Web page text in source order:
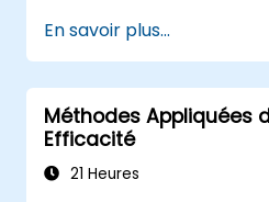
faciliter le processus de
passeront également
pratiquant des scénarios
En savoir plus...
Méthodes Appliquées
Efficacité
21 Heures